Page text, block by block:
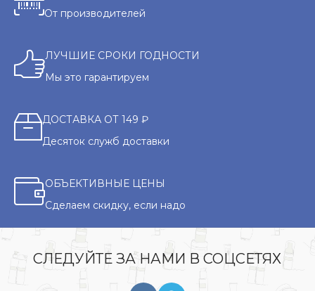
От производителей
ЛУЧШИЕ СРОКИ ГОДНОСТИ
Мы это гарантируем
ДОСТАВКА ОТ 149 ₽
Десяток служб доставки
ОБЪЕКТИВНЫЕ ЦЕНЫ
Сделаем скидку, если надо
СЛЕДУЙТЕ ЗА НАМИ В СОЦСЕТЯХ